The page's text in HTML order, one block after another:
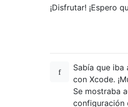
¡Disfrutar! ¡Espero
Sabía que iba
con Xcode.
Se mostraba
configuración